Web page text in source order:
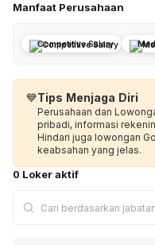
Manfaat Perusahaan
Competitive Salary
💙Tips Menjaga Diri
Perusahaan dan
pribadi, informasi
Hindari juga lowongan
keabsahan yang jelas.
0 Loker aktif